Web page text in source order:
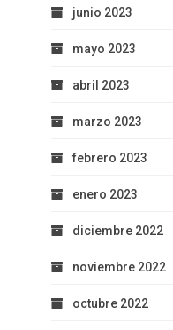
junio 2023
mayo 2023
abril 2023
marzo 2023
febrero 2023
enero 2023
diciembre 2022
noviembre 2022
octubre 2022